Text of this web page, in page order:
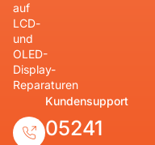
auf
LCD-
und
OLED-
Display-
Reparaturen
Kundensupport
05241